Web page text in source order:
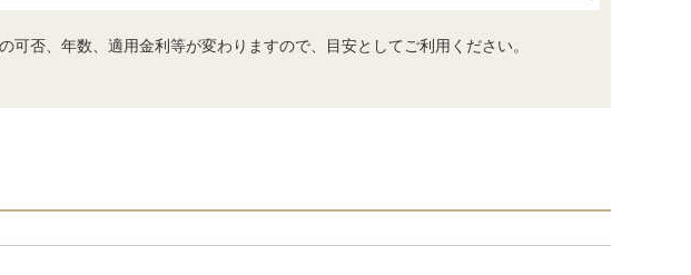
否、年数、適用金利等が変わりますので、目安としてご利用ください。